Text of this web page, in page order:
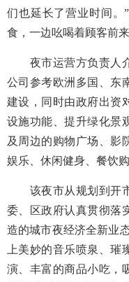
们也延长了营业时间。
食，一边吆喝着顾客前来
夜市运营方负责人介
公司参考欧洲多国、东
建设，同时由政府出资
设施功能、提升绿化景
及周边的购物广场、影
娱乐、休闲健身、餐饮
该夜市从规划到开市
委、区政府认真贯彻落
造的城市夜经济全新业
上美妙的音乐喷泉、
演、丰富的商品小吃，